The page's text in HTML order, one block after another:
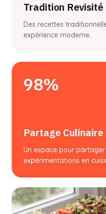
Tradition Revisité
Des recettes
expérience moderne.
98%
Partage Culinaire
Un espace pour
expérimentations en